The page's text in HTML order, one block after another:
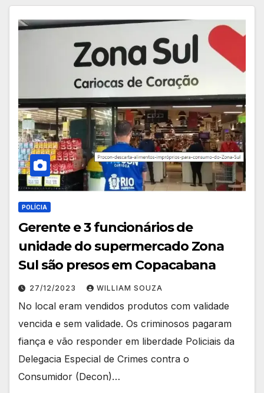
POLÍCIA
Gerente e 3 funcionários de
unidade do supermercado Zona
Sul são presos em Copacabana
27/12/2023 WILLIAM SOUZA
No local eram vendidos produtos com validade
vencida e sem validade. Os criminosos pagaram
fiança e vão responder em liberdade Policiais da
Delegacia Especial de Crimes contra o
Consumidor (Decon)…